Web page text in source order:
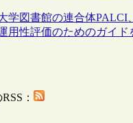
学図書館の連合体PALCI、
用性評価のためのガイド
：